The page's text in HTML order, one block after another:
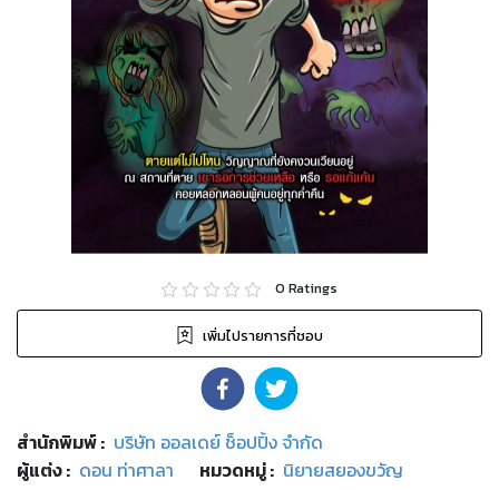
0 Ratings
เพิ่มไปรายการที่ชอบ
สำนักพิมพ์: บริษัท ออลเดย์ ช็อปปิ้ง จำกัด
ผู้แต่ง : ดอน ท่าศาลา หมวดหมู่: นิยายสยองขวัญ